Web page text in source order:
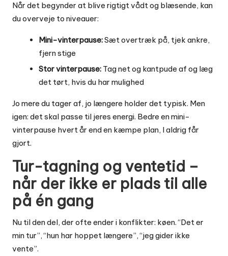
Når det begynder at blive rigtigt vådt og blæsende, kan
du overveje to niveauer:
Mini-vinterpause:Sæt overtræk på, tjek ankre,
fjern stige
Stor vinterpause: Tag net og kantpude af og læg
det tørt, hvis du har mulighed
Jo mere du tager af, jo længere holder det typisk. Men
igen: det skal passe til jeres energi. Bedre en mini-
vinterpause hvert år end en kæmpe plan, I aldrig får
gjort.
Tur-tagning og ventetid –
når der ikke er plads til alle
på én gang
Nu til den del, der ofte ender i konflikter: køen. “Det er
min tur”, “hun har hoppet længere”, “jeg gider ikke
vente”.